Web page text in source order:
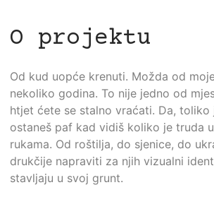
O projektu
Od kud uopće krenuti. Možda od
nekoliko godina. To nije jedno od
htjet ćete se stalno vraćati. Da, toliko
ostaneš paf kad vidiš koliko je truda
rukama. Od roštilja, do sjenice, do
drukčije napraviti za njih vizualni
stavljaju u svoj grunt.